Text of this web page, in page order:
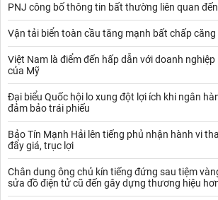
PNJ công bố thông tin bất thường liên quan
Vận tải biển toàn cầu tăng mạnh bất chấp
Việt Nam là điểm đến hấp dẫn với doanh
của Mỹ
Đại biểu Quốc hội lo xung đột lợi ích khi ngân
đảm bảo trái phiếu
Bảo Tín Mạnh Hải lên tiếng phủ nhận hành vi
đẩy giá, trục lợi
Chân dung ông chủ kín tiếng đứng sau tiệm
sửa đồ điện tử cũ đến gây dựng thương hiệu